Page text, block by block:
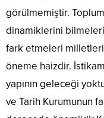
görülmemiştir.
dinamiklerini
fark etmeleri
öneme haizdir.
yapının geleceği
ve Tarih Kurumunun